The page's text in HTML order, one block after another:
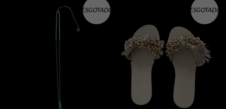
ESGOTADO ESGOTADO